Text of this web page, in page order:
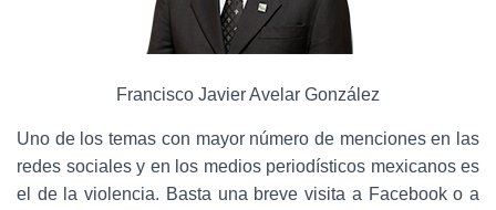
I
N
Francisco Javier Avelar González
Uno de los temas con mayor número de menciones en las
redes sociales y en los medios periodísticos mexicanos es
el de la violencia. Basta una breve visita a Facebook o a